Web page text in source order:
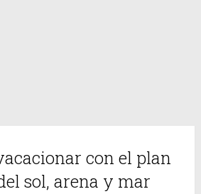
con el plan
sol, arena y mar